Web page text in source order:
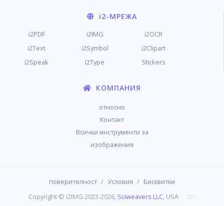
i2-МРЕЖА
i2PDF i2IMG
i2OCR
i2Text
i2Symbol
i2Clipart
i2Speak
i2Type Stickers
КОМПАНИЯ
относно
Контакт
Всички инструменти за
изображения
поверителност / Условия / Бисквитки
Copyright © i2IMG 2023-2026, Sciweavers LLC, USA 200